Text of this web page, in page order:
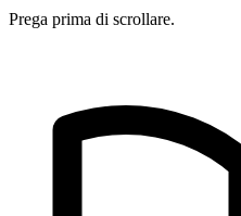
Prega prima di scrollare.